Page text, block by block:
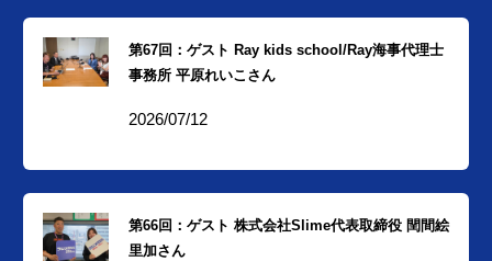
第67回：ゲスト Ray kids school/Ray海事代理士
事務所 平原れいこさん
2026/07/12
第66回：ゲスト 株式会社Slime代表取締役 閏間絵
里加さん